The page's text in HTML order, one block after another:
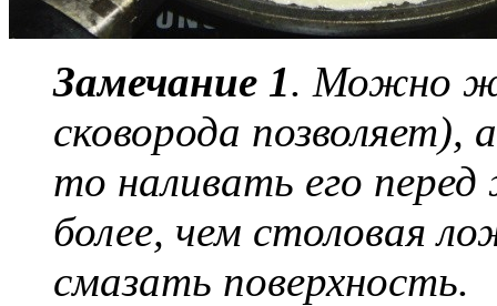
Замечание 1. Можно
сковорода
то наливать его
более, чем столовая
смазать поверхность.